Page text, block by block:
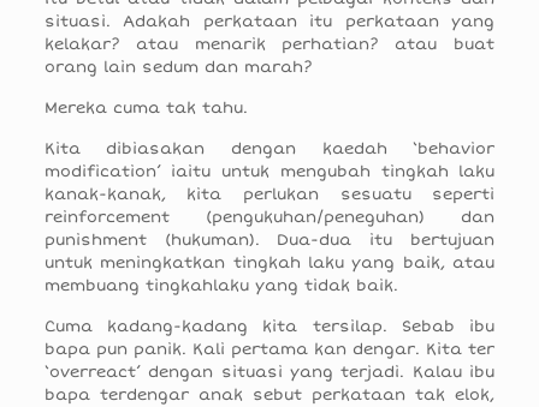
situasi. Adakah perkataan itu perkataan yang
kelakar? atau menarik perhatian? atau buat
orang lain sedum dan marah?
Mereka cuma tak tahu.
Kita dibiasakan dengan kaedah ‘behavior
modification’ iaitu untuk mengubah tingkah laku
kanak-kanak, kita perlukan sesuatu seperti
reinforcement (pengukuhan/peneguhan) dan
punishment (hukuman). Dua-dua itu bertujuan
untuk meningkatkan tingkah laku yang baik, atau
membuang tingkahlaku yang tidak baik.
Cuma kadang-kadang kita tersilap. Sebab ibu
bapa pun panik. Kali pertama kan dengar. Kita ter
‘overreact’ dengan situasi yang terjadi. Kalau ibu
bapa terdengar anak sebut perkataan tak elok,